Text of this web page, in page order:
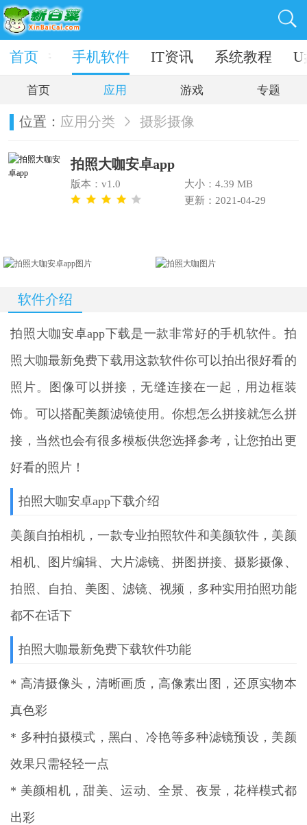
脑软件 手机软件 IT资讯 系统教程 U
首页
首页 应用 游戏 专题
位置： 应用分类 摄影摄像
拍照大咖安卓app
版本：v1.0
大小：4.39 MB
更新：2021-04-29
软件介绍
拍照大咖安卓app下载是一款非常好的手机软件。拍
照大咖最新免费下载用这款软件你可以拍出很好看的
照片。图像可以拼接，无缝连接在一起，用边框装
饰。可以搭配美颜滤镜使用。你想怎么拼接就怎么拼
接，当然也会有很多模板供您选择参考，让您拍出更
好看的照片！
拍照大咖安卓app下载介绍
美颜自拍相机，一款专业拍照软件和美颜软件，美颜
相机、图片编辑、大片滤镜、拼图拼接、摄影摄像、
拍照、自拍、美图、滤镜、视频，多种实用拍照功能
都不在话下
拍照大咖最新免费下载软件功能
* 高清摄像头，清晰画质，高像素出图，还原实物本
真色彩
* 多种拍摄模式，黑白、冷艳等多种滤镜预设，美颜
效果只需轻轻一点
* 美颜相机，甜美、运动、全景、夜景，花样模式都
出彩